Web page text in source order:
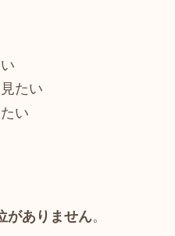
たい
い
がありません。